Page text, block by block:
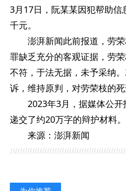
3月17日，阮某某因犯帮助
千元。
澎湃新闻此前报道，劳
罪缺乏充分的客观证据，劳
不符，于法无据，未予采纳
诉，维持原判，对劳荣枝的
2023年3月，据媒体公
递交了约20万字的辩护材料
来源：澎湃新闻